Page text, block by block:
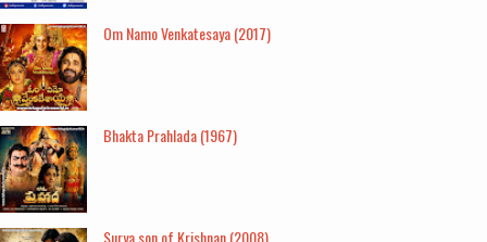
Om Namo Venkatesaya (2017)
Bhakta Prahlada (1967)
Surya son of Krishnan (2008)